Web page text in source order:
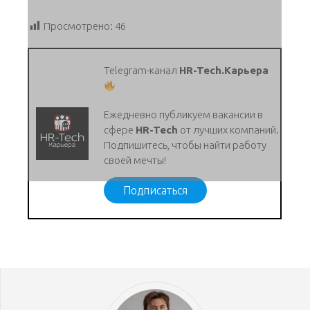
Просмотрено: 46
Telegram-канал HR-Tech.Карьера
Ежедневно публикуем вакансии в
сфере HR-Tech от лучших компаний.
Подпишитесь, чтобы найти работу
своей мечты!
Подписаться